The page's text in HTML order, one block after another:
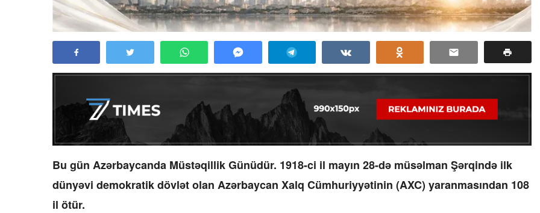
Bu gün Azərbaycanda Müstəqillik Günüdür. 1918-ci il mayın 28-də müsəlman Şərqində ilk
dünyəvi demokratik dövlət olan Azərbaycan Xalq Cümhuriyyətinin (AXC) yaranmasından 108
il ötür.